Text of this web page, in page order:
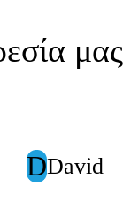
μας
DDavid